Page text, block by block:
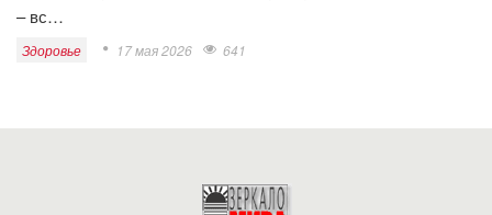
– вс…
Здоровье 17 мая 2026 641